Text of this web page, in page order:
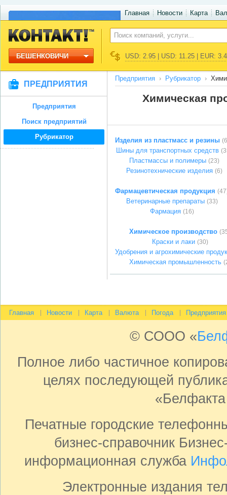
Главная Новости Карта
БЕШЕНКОВИЧИ USD: 2.95 | USD: 11.25 | EUR:
ПРЕДПРИЯТИЯ
Предприятия
Поиск предприятий
Рубрикатор
Предприятия Рубрикатор
Химическая
Изделия из пластмасс и резины
Шины для транспортных средств
Пластмассы и полимеры (23)
Резинотехнические изделия (6)
Фармацевтическая продукция
Ветеринарные препараты (33)
Фармация (16)
Химическое производство
Краски и лаки (30)
Удобрения и агрохимические
Химическая промышленность
Главная Новости Карта Валюта Погода Предприятия
© СООО «
Полное либо частичное
целях последующей
Печатные городские
бизнес-справочник
информационная служба
Электронные издания